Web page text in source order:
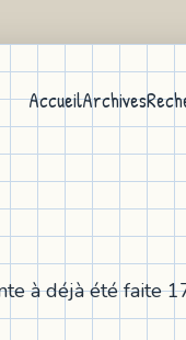
AccueilArchives
à déjà été faite